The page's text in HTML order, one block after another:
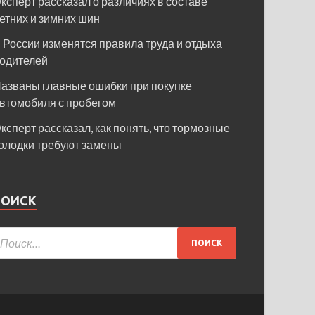
и зимних шин
России изменятся правила труда и отдыха
главные ошибки при покупке
с пробегом
рассказал, как понять, что тормозные
требуют замены